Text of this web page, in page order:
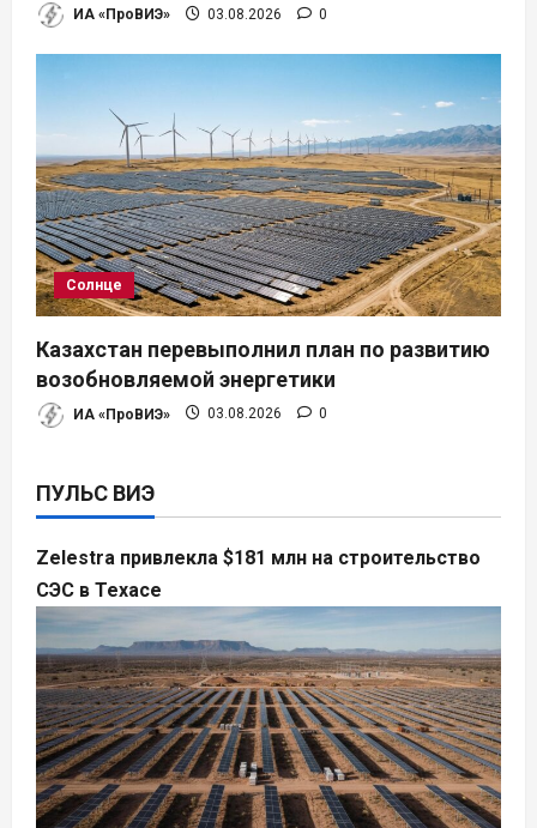
ИА «ПроВИЭ» 03.08.2026 0
Солнце
Казахстан перевыполнил план по развитию
возобновляемой энергетики
ИА «ПроВИЭ» 03.08.2026 0
ПУЛЬС ВИЭ
Zelestra привлекла $181 млн на строительство
СЭС в Техасе